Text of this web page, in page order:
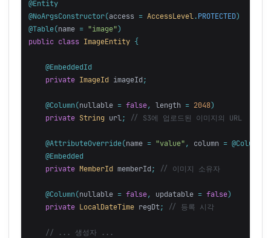
@Entity
@NoArgsConstructor(access = AccessLevel. PROTECTED)
@Table(name = "image")
public class ImageEntity {
@EmbeddedId
private ImageId imageId ;
@Column(nullable = false, length = 2048)
private String url; // S3에 업로드된 이미지의 URL
@AttributeOverride(name = "value" , column = @Column
@Embedded
private MemberId memberId ; // 이미지 소유자
@Column(nullable = false, updatable = false)
private LocalDateTime regDt; // 등록 시각
// ... 생성자 ...